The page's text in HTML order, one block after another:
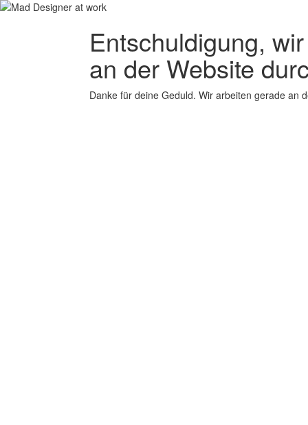
Entschuldigung,
an der Website
Danke für deine Geduld. Wir arbeiten gerade an